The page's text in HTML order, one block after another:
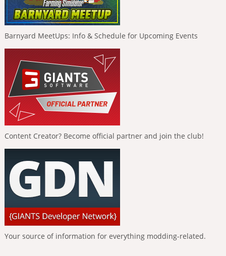
Barnyard MeetUps: Info & Schedule for Upcoming Events
Content Creator? Become official partner and join the club!
Your source of information for everything modding-related.